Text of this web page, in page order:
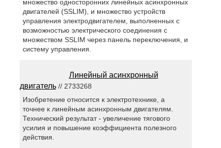
множество односторонних линейных асинхронных
двигателей (SSLIM), и множество устройств
управления электродвигателем, выполненных с
возможностью электрического соединения с
множеством SSLIM через панель переключения, и
систему управления.
Линейный асинхронный
двигатель// 2733268
Изобретение относится к электротехнике, а
точнее к линейным асинхронным двигателям.
Технический результат - увеличение тягового
усилия и повышение коэффициента полезного
действия.